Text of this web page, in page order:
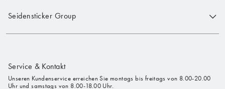
Seidensticker Group
Service & Kontakt
Unseren Kundenservice erreichen Sie montags bis freitags von 8.00-20.00
Uhr und samstags von 8.00-18.00 Uhr.